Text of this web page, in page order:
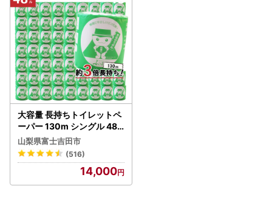
大容量 長持ちトイレットペ
ーパー 130m シングル 48R
芯なし 3倍巻 トイレット
山梨県富士吉田市
(516)
14,000